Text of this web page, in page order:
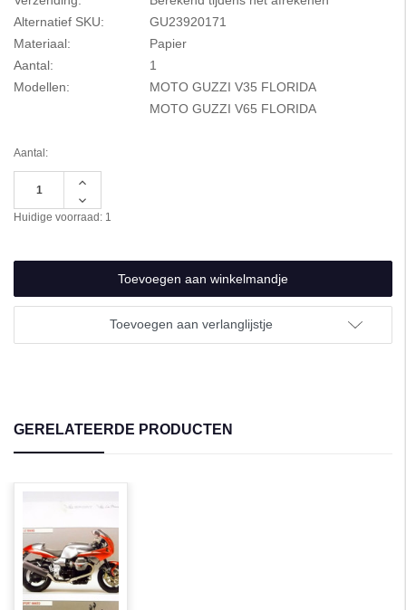
Alternatief SKU:
GU23920171
Materiaal:
Papier
Aantal:
1
Modellen:
MOTO GUZZI V35 FLORIDA
MOTO GUZZI V65 FLORIDA
Aantal:
Hoeveelheid
van
undefined
Hoeveelheid
verlagen
van
Huidige voorraad: 1
Toevoegen aan verlanglijstje
GERELATEERDE PRODUCTEN